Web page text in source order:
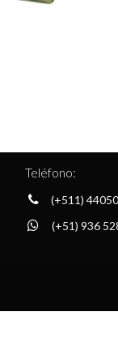
Teléfono:
(+511)
(+51) 936